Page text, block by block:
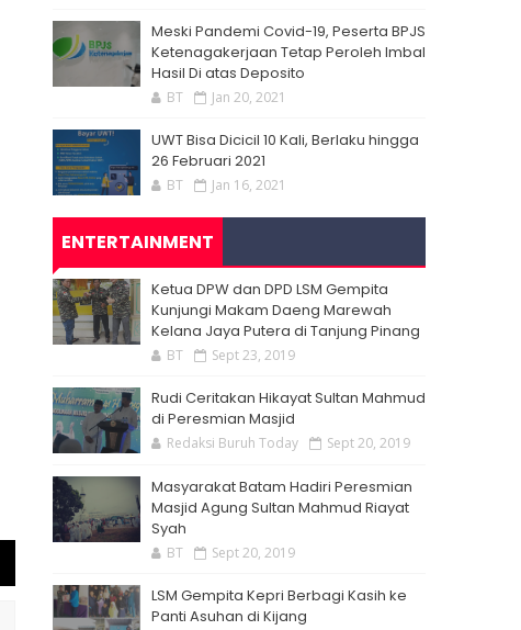
Meski Pandemi Covid-19, Peserta BPJS
Ketenagakerjaan Tetap Peroleh Imbal
Hasil Di atas Deposito
BT Jan 20, 2021
UWT Bisa Dicicil 10 Kali, Berlaku hingga
26 Februari 2021
BT Jan 16, 2021
ENTERTAINMENT
Ketua DPW dan DPD LSM Gempita
Kunjungi Makam Daeng Marewah
Kelana Jaya Putera di Tanjung Pinang
BT Sept 23, 2019
Rudi Ceritakan Hikayat Sultan Mahmud
di Peresmian Masjid
Redaksi Buruh Today Sept 20, 2019
Masyarakat Batam Hadiri Peresmian
Masjid Agung Sultan Mahmud Riayat
Syah
BT Sept 20, 2019
LSM Gempita Kepri Berbagi Kasih ke
Panti Asuhan di Kijang